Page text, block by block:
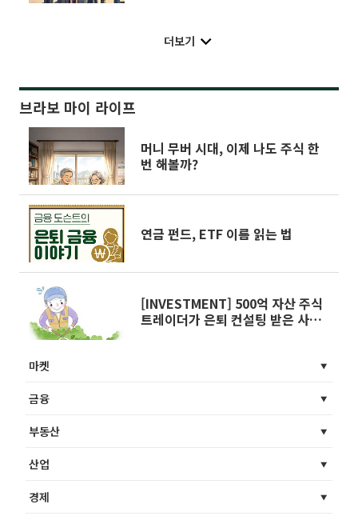
더보기
브라보 마이 라이프
머니 무버 시대, 이제 나도 주식 한
번 해볼까?
연금 펀드, ETF 이름 읽는 법
[INVESTMENT] 500억 자산 주식
트레이더가 은퇴 컨설팅 받은 사연
마켓
금융
부동산
산업
경제